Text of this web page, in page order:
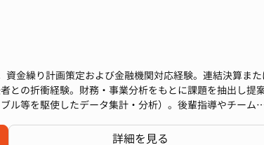
く、個人キャリアの幅が広がりやすい
制等に対する投資優先度が高い
現場の行き来が多いため経営の意思決定に関与できる
やすい環境（リモート含めた働き方含む）を重視
すい環境（リモート含めた働き方含む）を重視
ァイナンス開示、プライム審査、IR連携等）に対するナ
本部長
出社必須）
・計画策定）
ど）
ョンの最適化
金繰り計画策定および金融機関対応経験。連結決算ま
との折衝経験。財務・事業分析をもとに課題を抽出し提
ル等を駆使したデータ集計・分析）。後輩指導やチーム
詳細を見る